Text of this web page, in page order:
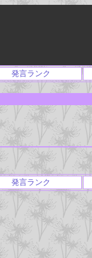
発言ランク
発言ランク